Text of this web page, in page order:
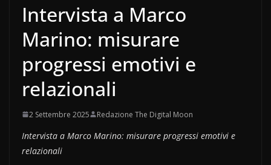
Intervista a Marco
Marino: misurare
progressi emotivi e
relazionali
2 Settembre 2025 Redazione The Digital Moon
Intervista a Marco Marino: misurare progressi emotivi e
relazionali